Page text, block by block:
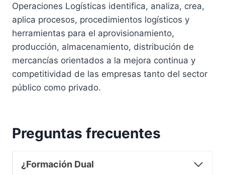
Operaciones Logísticas identifica, analiza, crea,
aplica procesos, procedimientos logísticos y
herramientas para el aprovisionamiento,
producción, almacenamiento, distribución de
mercancías orientados a la mejora continua y
competitividad de las empresas tanto del sector
público como privado.
Preguntas frecuentes
¿Formación Dual